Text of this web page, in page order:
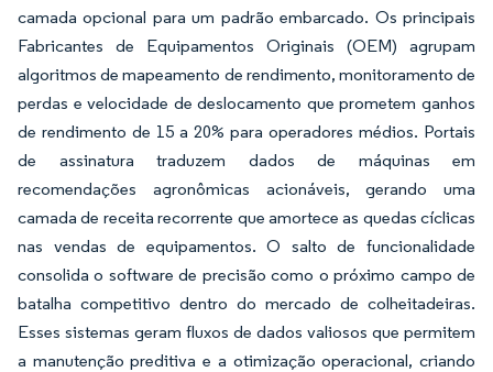
camada opcional para um padrão embarcado. Os principais
Fabricantes de Equipamentos Originais (OEM) agrupam
algoritmos de mapeamento de rendimento, monitoramento de
perdas e velocidade de deslocamento que prometem ganhos
de rendimento de 15 a 20% para operadores médios. Portais
de assinatura traduzem dados de máquinas em
recomendações agronômicas acionáveis, gerando uma
camada de receita recorrente que amortece as quedas cíclicas
nas vendas de equipamentos. O salto de funcionalidade
consolida o software de precisão como o próximo campo de
batalha competitivo dentro do mercado de colheitadeiras.
Esses sistemas geram fluxos de dados valiosos que permitem
a manutenção preditiva e a otimização operacional, criando